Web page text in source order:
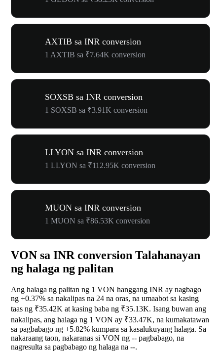
AXTIB sa INR conversion
1 AXTIB sa ₹7.64K conversion
SOXSB sa INR conversion
1 SOXSB sa ₹3.91K conversion
LLYON sa INR conversion
1 LLYON sa ₹112.95K conversion
MUON sa INR conversion
1 MUON sa ₹86.53K conversion
VON sa INR conversion Talahanayan
ng halaga ng palitan
Ang halaga ng palitan ng 1 VON hanggang INR ay nagbago
ng +0.37% sa nakalipas na 24 na oras, na umaabot sa kasing
taas ng ₹35.42K at kasing baba ng ₹35.13K. Isang buwan ang
nakalipas, ang halaga ng 1 VON ay ₹33.47K, na kumakatawan
sa pagbabago ng +5.82% kumpara sa kasalukuyang halaga. Sa
nakaraang taon, nakaranas si VON ng -- pagbabago, na
nagresulta sa pagbabago ng halaga na --.